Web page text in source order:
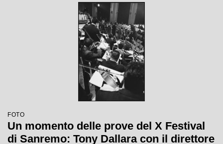
FOTO
Un momento delle prove del X Festival
di Sanremo: Tony Dallara con il direttore